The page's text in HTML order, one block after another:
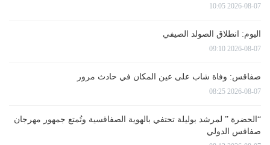
2026-08-07 10:05
اليوم: انطلاق الصولد الصيفي
2026-08-07 09:10
صفاقس: وفاة شاب على عين المكان في حادث مرور
2026-08-07 08:25
“الحضرة ” لمرشد بوليلة تحتفي بالهوية الصفاقسية وتُمتع جمهور مهرجان
صفاقس الدولي